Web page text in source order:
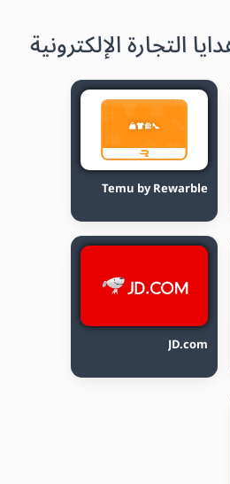
التجارة الإلكترونية
Temu by Rewarble
JD.com